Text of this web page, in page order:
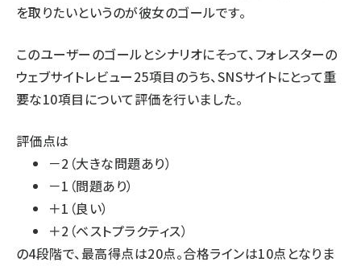
を取りたいというのが彼女のゴールです。
このユーザーのゴールとシナリオにそって、フォレスターの
ウェブサイトレビュー25項目のうち、SNSサイトにとって重
要な10項目について評価を行いました。
評価点は
－2（大きな問題あり）
－1（問題あり）
＋1（良い）
＋2（ベストプラクティス）
の4段階で、最高得点は20点。合格ラインは10点となりま